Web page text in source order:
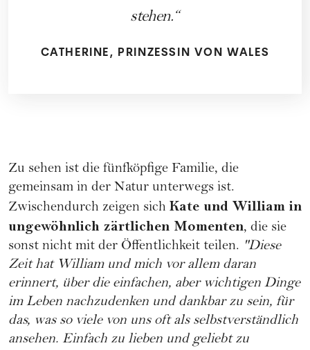
stehen.
CATHERINE, PRINZESSIN VON WALES
Zu sehen ist die fünfköpfige Familie, die
gemeinsam in der Natur unterwegs ist.
Zwischendurch zeigen sich Kate und William in
ungewöhnlich zärtlichen Momenten, die sie
sonst nicht mit der Öffentlichkeit teilen. "Diese
Zeit hat William und mich vor allem daran
erinnert, über die einfachen, aber wichtigen Dinge
im Leben nachzudenken und dankbar zu sein, für
das, was so viele von uns oft als selbstverständlich
ansehen. Einfach zu lieben und geliebt zu